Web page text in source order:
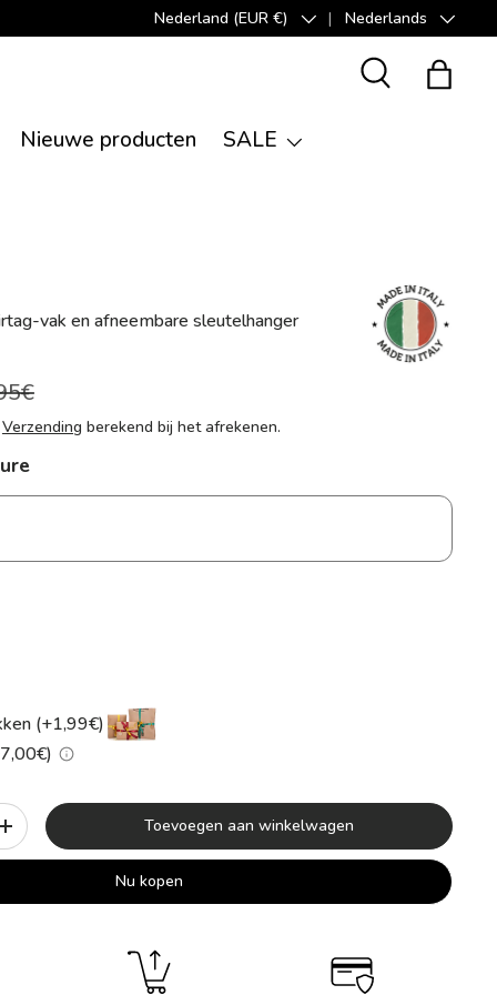
Land/Regio
Nederland (EUR €) Taal Nederlands
ZoekenTas
Nieuwe producten SALE
vak en afneembare sleutelhanger
Verzending berekend bij het afrekenen.
(+1,99€)
+ Toevoegen aan winkelwagen
Nu kopen